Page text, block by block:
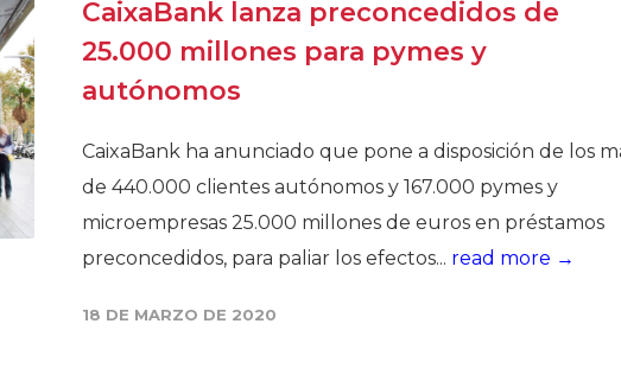
CaixaBank lanza preconcedidos de
25.000 millones para pymes y
autónomos
CaixaBank ha anunciado que pone a disposición de los
de 440.000 clientes autónomos y 167.000 pymes y
microempresas 25.000 millones de euros en préstamos
preconcedidos, para paliar los efectos... read more →
18 DE MARZO DE 2020